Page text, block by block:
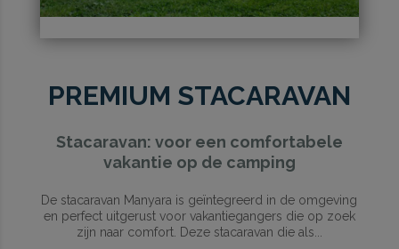
PREMIUM STACARAVAN
Stacaravan: voor een comfortabele
vakantie op de camping
De stacaravan Manyara is geïntegreerd in de omgeving
en perfect uitgerust voor vakantiegangers die op zoek
zijn naar comfort. Deze stacaravan die als...